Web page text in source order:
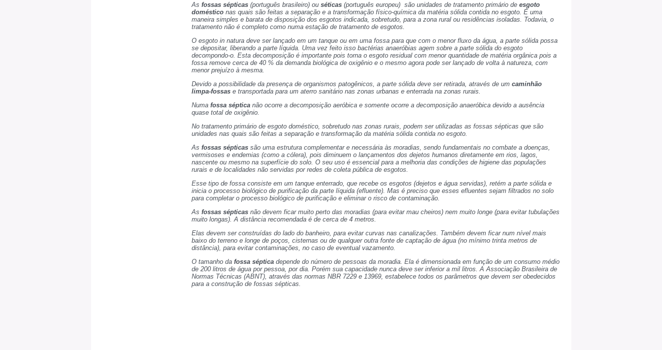
As fossas sépticas (português brasileiro) ou séticas(português europeu) são unidades de tratamento primário de esgoto
domésticonas quais são feitas a separação e a transformação físico-química da matéria sólida contida no esgoto. É uma
maneira simples e barata de disposição dos esgotos indicada, sobretudo, para a zona rural ou residências isoladas. Todavia, o
tratamento não é completo como numa estação de tratamento de esgotos.
O esgoto in natura deve ser lançado em um tanque ou em uma fossa para que com o menor fluxo da água, a parte sólida possa
se depositar, liberando a parte líquida. Uma vez feito isso bactérias anaeróbias agem sobre a parte sólida do esgoto
decompondo-o. Esta decomposição é importante pois torna o esgoto residual com menor quantidade de matéria orgânica pois a
fossa remove cerca de 40 % da demanda biológica de oxigênio e o mesmo agora pode ser lançado de volta à natureza, com
menor prejuízo à mesma.
Devido a possibilidade da presença de organismos patogênicos, a parte sólida deve ser retirada, através de um caminhão
limpa-fossase transportada para um aterro sanitário nas zonas urbanas e enterrada na zonas rurais.
Numa fossa séptica não ocorre a decomposição aeróbica e somente ocorre a decomposição anaeróbica devido a ausência
quase total de oxigênio.
No tratamento primário de esgoto doméstico, sobretudo nas zonas rurais, podem ser utilizadas as fossas sépticas que são
unidades nas quais são feitas a separação e transformação da matéria sólida contida no esgoto.
As fossas sépticas são uma estrutura complementar e necessária às moradias, sendo fundamentais no combate a doenças,
vermisoses e endemias (como a cólera), pois diminuem o lançamentos dos dejetos humanos diretamente em rios, lagos,
nascente ou mesmo na superfície do solo. O seu uso é essencial para a melhoria das condições de higiene das populações
rurais e de localidades não servidas por redes de coleta pública de esgotos.
Esse tipo de fossa consiste em um tanque enterrado, que recebe os esgotos (dejetos e água servidas), retém a parte sólida e
inicia o processo biológico de purificação da parte líquida (efluente). Mas é preciso que esses efluentes sejam filtrados no solo
para completar o processo biológico de purificação e eliminar o risco de contaminação.
As fossas sépticas não devem ficar muito perto das moradias (para evitar mau cheiros) nem muito longe (para evitar tubulações
muito longas). A distância recomendada é de cerca de 4 metros.
Elas devem ser construídas do lado do banheiro, para evitar curvas nas canalizações. Também devem ficar num nível mais
baixo do terreno e longe de poços, cisternas ou de qualquer outra fonte de captação de água (no mínimo trinta metros de
distância), para evitar contaminações, no caso de eventual vazamento.
O tamanho dafossa séptica depende do número de pessoas da moradia. Ela é dimensionada em função de um consumo médio
de 200 litros de água por pessoa, por dia. Porém sua capacidade nunca deve ser inferior a mil litros. A Associação Brasileira de
Normas Técnicas (ABNT), através das normas NBR 7229 e 13969, estabelece todos os parâmetros que devem ser obedecidos
para a construção de fossas sépticas.